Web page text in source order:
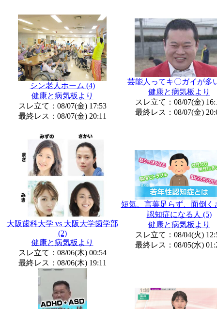
シン老人ホーム (4)
健康と病気板より
スレ立て：08/07(金) 17:53
最終レス：08/07(金) 20:11
芸能人ってキ〇ガイが多
健康と病気板より
スレ立て：08/07(金)
最終レス：08/07(金)
大阪歯科大学 vs 大阪大学歯学部
(2)
健康と病気板より
スレ立て：08/06(木) 00:54
最終レス：08/06(木) 19:11
短気、言葉足らず、面倒く
認知症になる人 (5)
健康と病気板より
スレ立て：08/04(火)
最終レス：08/05(水)